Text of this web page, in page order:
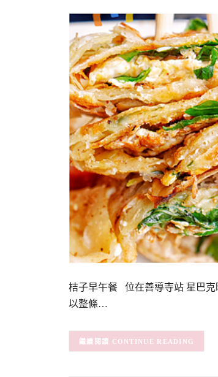
桔子早午餐 位在善導寺站 星巴克
以整條…
CONTINUE READING